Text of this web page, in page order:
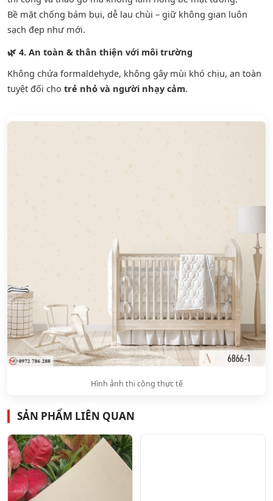
Bề mặt chống bám bụi, dễ lau chùi – giữ không gian luôn
sạch đẹp như mới.
🌿 4. An toàn & thân thiện với môi trường
Không chứa formaldehyde, không gây mùi khó chịu, an toàn
tuyệt đối cho trẻ nhỏ và người nhạy cảm.
Hình ảnh thi công thực tế
SẢN PHẨM LIÊN QUAN